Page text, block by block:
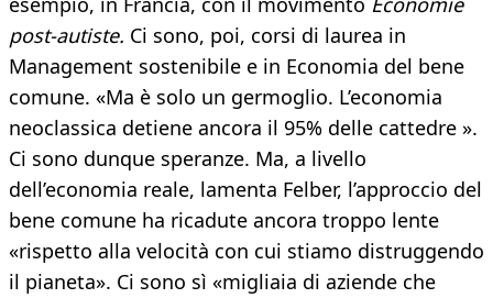
post-autiste. Ci sono, poi, corsi di laurea in
Management sostenibile e in Economia del bene
comune. «Ma è solo un germoglio. L’economia
neoclassica detiene ancora il 95% delle cattedre ».
Ci sono dunque speranze. Ma, a livello
dell’economia reale, lamenta Felber, l’approccio del
bene comune ha ricadute ancora troppo lente
«rispetto alla velocità con cui stiamo distruggendo
il pianeta». Ci sono sì «migliaia di aziende che